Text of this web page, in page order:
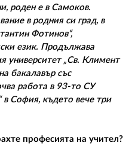
роден е в Самоков.
в родния си град, в
Фотинов“,
език. Продължава
университет „Св. Климент
бакалавър със
работа в 93-то СУ
в София, където вече три
професията на учител?